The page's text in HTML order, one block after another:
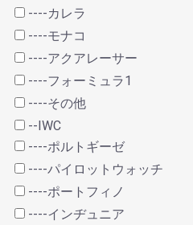
----カレラ
----モナコ
----アクアレーサー
----フォーミュラ1
----その他
--IWC
----ポルトギーゼ
----パイロットウォッチ
----ポートフィノ
----インヂュニア